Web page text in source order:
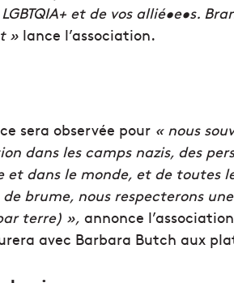
et de vos allié•e•s.
» lance l’association.
sera observée pour « nous
dans les camps nazis, des
dans le monde, et de toutes
brume, nous respecterons
terre) », annonce
avec Barbara Butch aux